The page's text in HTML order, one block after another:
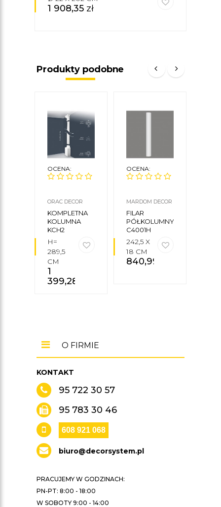
1 908,35 zł
Produkty podobne
OCENA:
ORAC DECOR
KOMPLETNA
KOLUMNA
KCH2
H=
289,5
CM
1
399,28
OCENA:
MARDOM DECOR
FILAR
PÓŁKOLUMNY
C4001H
242,5 X
18 CM
840,99
KONTAKT
95 722 30 57
95 783 30 46
608 921 068
biuro@decorsystem.pl
PRACUJEMY W GODZINACH:
PN-PT: 8:00 - 18:00
W SOBOTY 9:00 - 14:00
O FIRMIE